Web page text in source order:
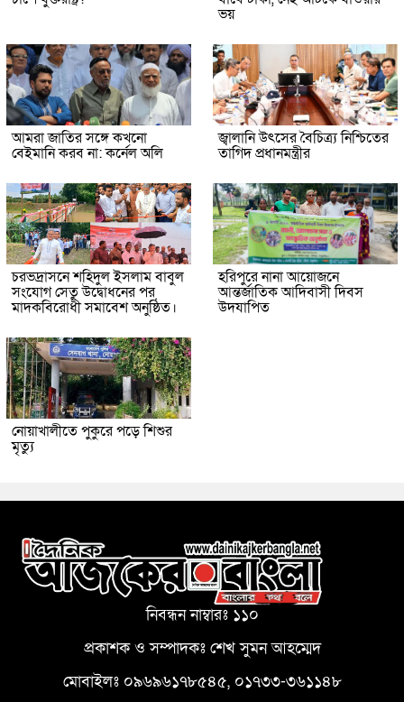
ভয়
আমরা জাতির সঙ্গে কখনো
বেইমানি করব না: কর্নেল অলি
জ্বালানি উৎসের বৈচিত্র্য নিশ্চিতের
তাগিদ প্রধানমন্ত্রীর
চরভদ্রাসনে শহিদুল ইসলাম বাবুল
সংযোগ সেতু উদ্বোধনের পর
মাদকবিরোধী সমাবেশ অনুষ্ঠিত।
হরিপুরে নানা আয়োজনে
আন্তর্জাতিক আদিবাসী দিবস
উদযাপিত
নোয়াখালীতে পুকুরে পড়ে শিশুর
মৃত্যু
নিবন্ধন নাম্বারঃ ১১০
প্রকাশক ও সম্পাদকঃ শেখ সুমন আহম্মেদ
মোবাইলঃ ০৯৬৯৬১৭৮৫৪৫, ০১৭৩৩-৩৬১১৪৮